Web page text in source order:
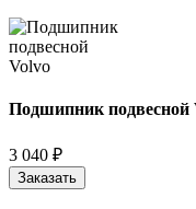
Подшипник подвесной
3 040 ₽
Заказать